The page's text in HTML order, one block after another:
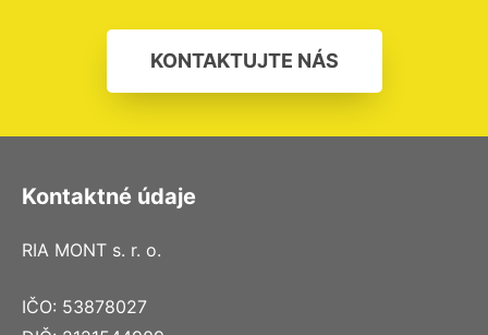
KONTAKTUJTE NÁS
Kontaktné údaje
RIA MONT s. r. o.
IČO: 53878027